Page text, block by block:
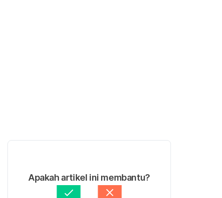
Apakah artikel ini membantu?